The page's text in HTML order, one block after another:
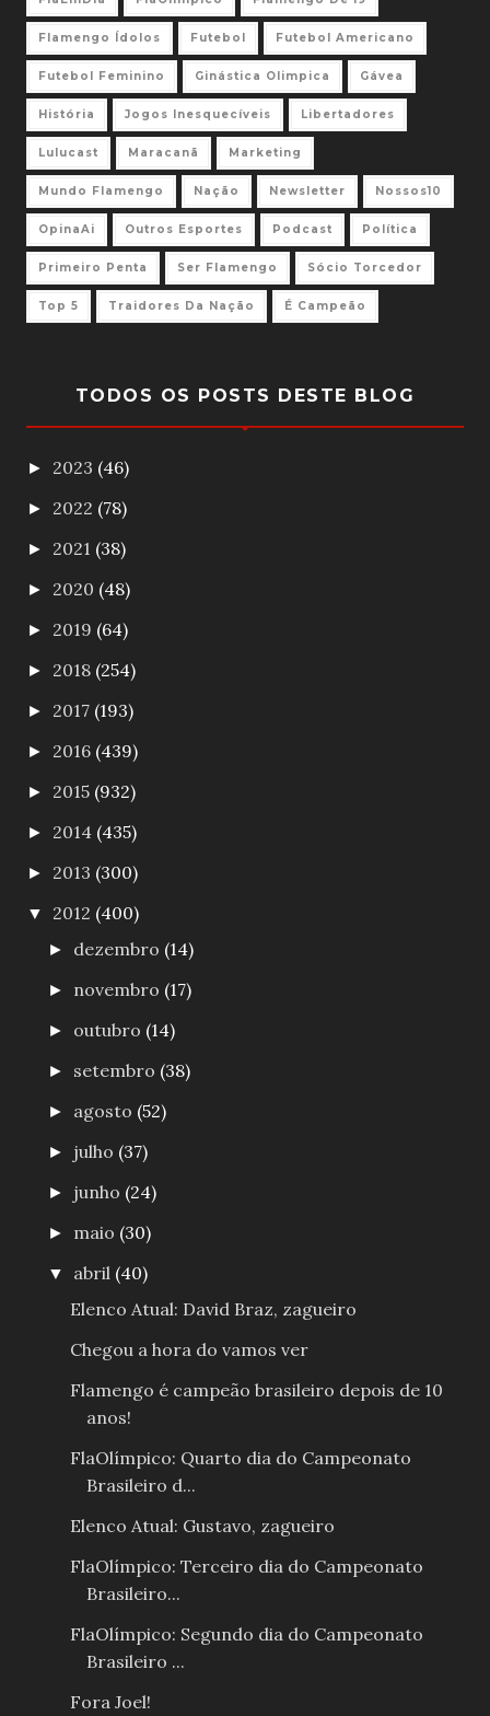
Flamengo Ídolos Futebol Futebol Americano
Futebol Feminino Ginástica Olimpica Gávea
História Jogos Inesquecíveis Libertadores
Lulucast Maracanã Marketing
Mundo Flamengo Nação Newsletter Nossos10
OpinaAi Outros Esportes Podcast Política
Primeiro Penta Ser Flamengo Sócio Torcedor
Top 5 Traidores Da Nação É Campeão
TODOS OS POSTS DESTE BLOG
► 2023 (46)
► 2022 (78)
► 2021 (38)
► 2020 (48)
► 2019 (64)
► 2018 (254)
► 2017 (193)
► 2016 (439)
► 2015 (932)
► 2014 (435)
► 2013 (300)
▼ 2012 (400)
► dezembro (14)
► novembro (17)
► outubro (14)
► setembro (38)
► agosto (52)
► julho (37)
► junho (24)
► maio (30)
▼ abril (40)
Elenco Atual: David Braz, zagueiro
Chegou a hora do vamos ver
Flamengo é campeão brasileiro depois de 10
anos!
FlaOlímpico: Quarto dia do Campeonato
Brasileiro d...
Elenco Atual: Gustavo, zagueiro
FlaOlímpico: Terceiro dia do Campeonato
Brasileiro...
FlaOlímpico: Segundo dia do Campeonato
Brasileiro ...
Fora Joel!